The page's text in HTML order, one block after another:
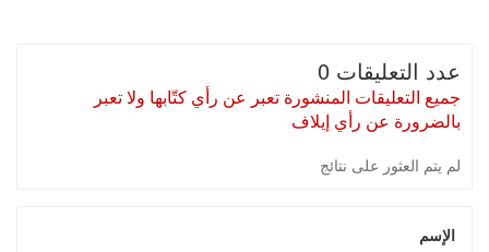
عدد التعليقات 0
جميع التعليقات المنشورة تعبر عن رأي كتّابها ولا تعبر
بالضرورة عن رأي إيلاف
لم يتم العثور على نتائج
الإسم